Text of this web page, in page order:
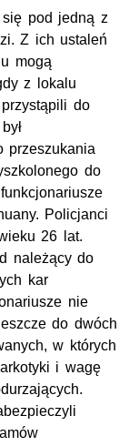
pod jedną z
Z ich ustaleń
mogą
z lokalu
do
przeszukania
do
Policjanci
26 lat.
należący do
kar
nie
do dwóch
w których
i wagę